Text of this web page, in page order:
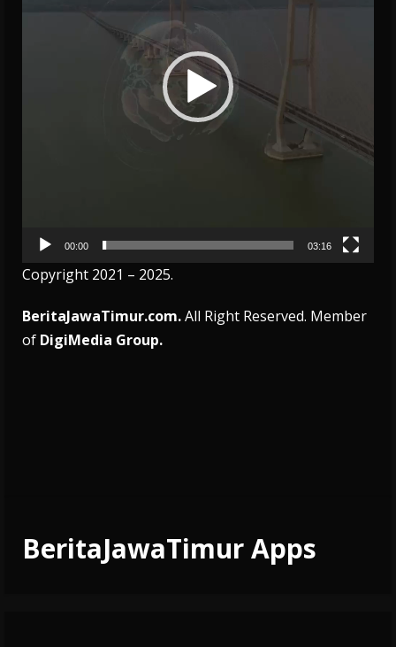
00:00 03:16
Copyright 2021 – 2025.
BeritaJawaTimur.com.All Right Reserved. Member
of DigiMedia Group.
BeritaJawaTimur Apps